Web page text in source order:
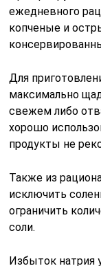
соли.
Избыток натрия
системное
крови.
Водный
Диета,